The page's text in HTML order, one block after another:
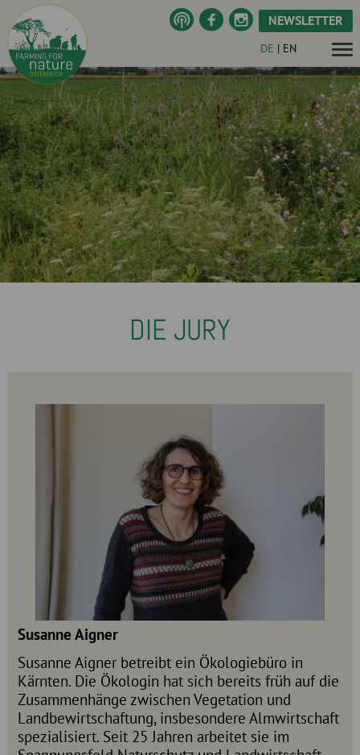
NEWSLETTER
DE | EN
DIE JURY
Susanne Aigner
Susanne Aigner betreibt ein Ökologiebüro in
Kärnten. Die Ökologin hat sich bereits früh auf die
Zusammenhänge zwischen Vegetation und
Landbewirtschaftung, insbesondere Almwirtschaft
spezialisiert. Seit 25 Jahren arbeitet sie im